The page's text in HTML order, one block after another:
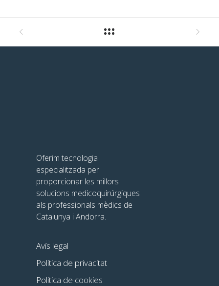
Oferim tecnologia
especialitzada per
proporcionar les millors
solucions medicoquirúrgiques
als professionals mèdics de
Catalunya i Andorra.
Avís legal
Política de privacitat
Política de cookies